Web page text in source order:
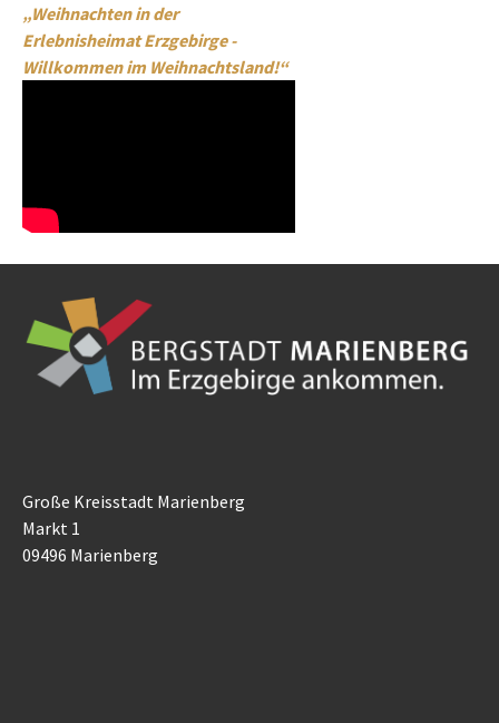
„Weihnachten in der
Erlebnisheimat Erzgebirge -
Willkommen im Weihnachtsland!“
Große Kreisstadt Marienberg
Markt 1
09496 Marienberg